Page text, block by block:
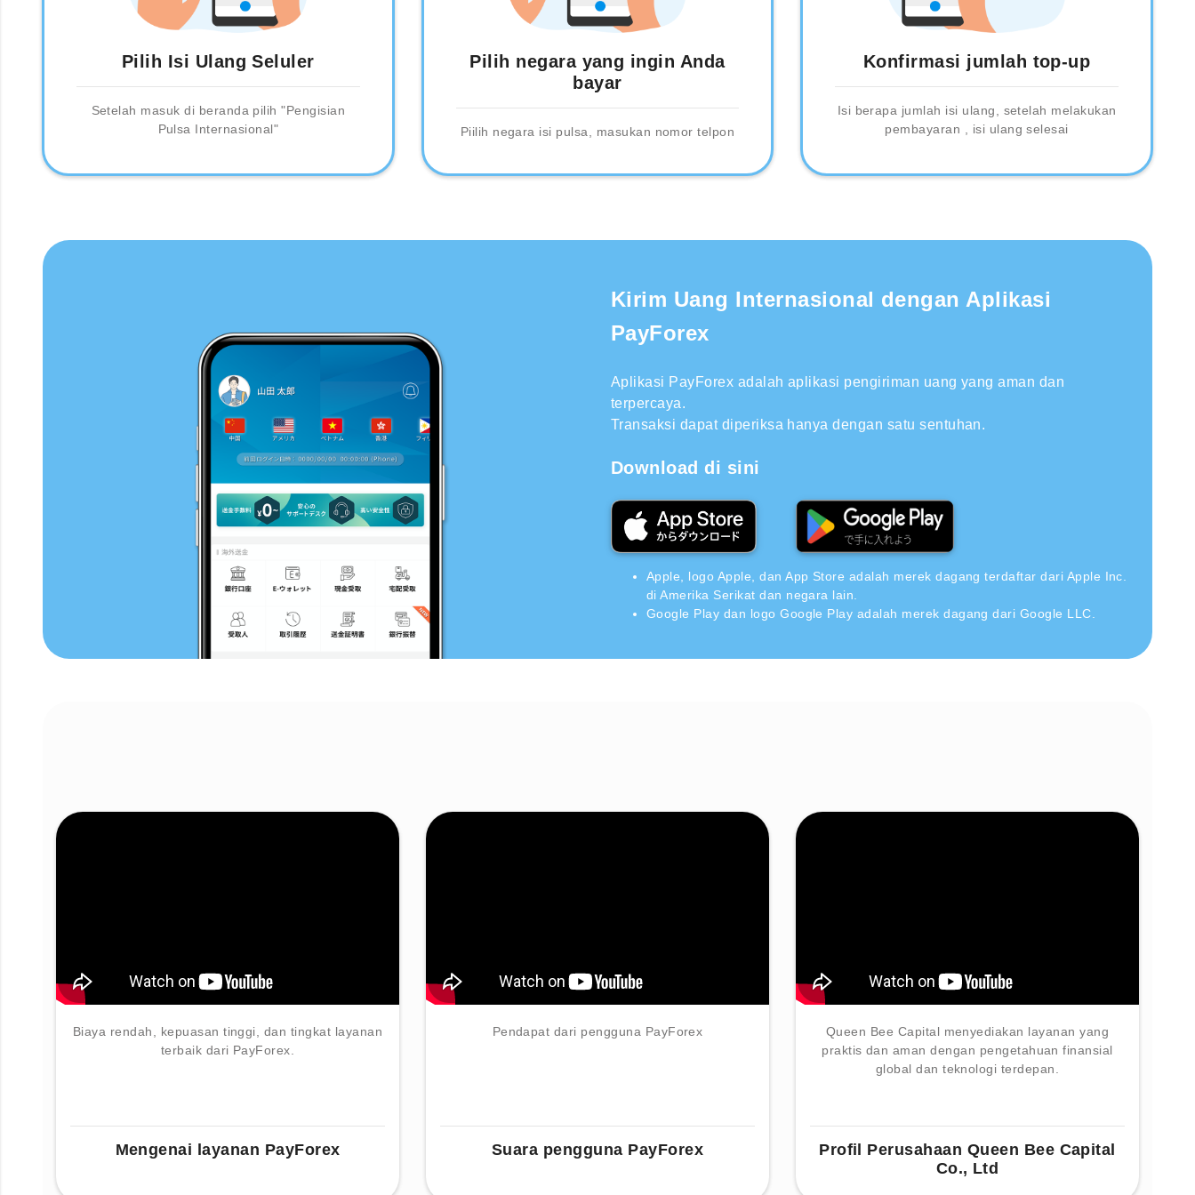
Pilih Isi Ulang Seluler
Setelah masuk di beranda pilih "Pengisian
Pulsa Internasional"
Pilih negara yang ingin Anda
bayar
Piilih negara isi pulsa, masukan nomor telpon
Konfirmasi jumlah top-up
Isi berapa jumlah isi ulang, setelah melakukan
pembayaran , isi ulang selesai
Kirim Uang Internasional dengan Aplikasi
PayForex
Aplikasi PayForex adalah aplikasi pengiriman uang yang aman dan
terpercaya.
Transaksi dapat diperiksa hanya dengan satu sentuhan.
Download di sini
Apple, logo Apple, dan App Store adalah merek dagang terdaftar dari Apple Inc.
di Amerika Serikat dan negara lain.
Google Play dan logo Google Play adalah merek dagang dari Google LLC.
Biaya rendah, kepuasan tinggi, dan tingkat layanan
terbaik dari PayForex.
Mengenai layanan PayForex
Pendapat dari pengguna PayForex
Suara pengguna PayForex
Queen Bee Capital menyediakan layanan yang
praktis dan aman dengan pengetahuan finansial
global dan teknologi terdepan.
Profil Perusahaan Queen Bee Capital
Co., Ltd